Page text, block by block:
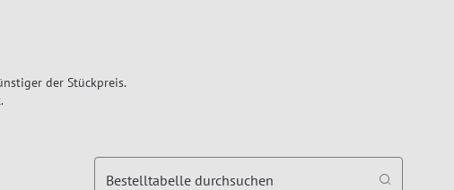
der Stückpreis.
Bestelltabelle durchsuchen